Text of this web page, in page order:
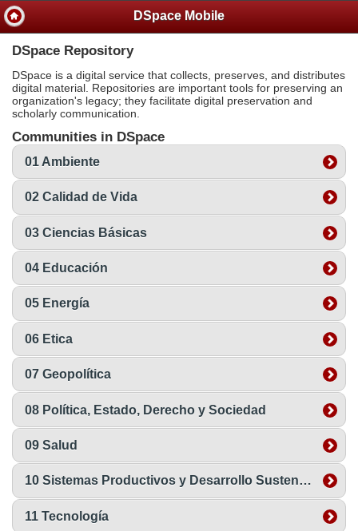
DSpace Mobile
DSpace Repository
DSpace is a digital service that collects, preserves, and distributes
digital material. Repositories are important tools for preserving an
organization's legacy; they facilitate digital preservation and
scholarly communication.
Communities in DSpace
01 Ambiente
02 Calidad de Vida
03 Ciencias Básicas
04 Educación
05 Energía
06 Etica
07 Geopolítica
08 Política, Estado, Derecho y Sociedad
09 Salud
10 Sistemas Productivos y Desarrollo Sustentable
11 Tecnología